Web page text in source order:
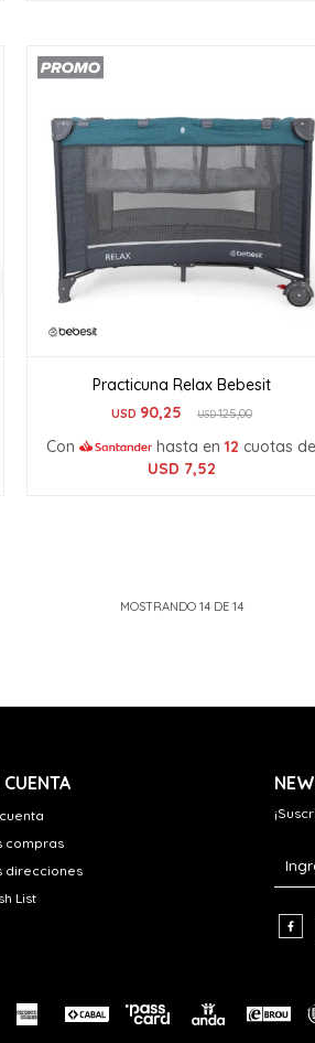
Practicuna Relax Bebesit
USD 90,25 USD125,00
Con hasta en12 cuotas de
USD 7,52
MOSTRANDO 14 DE 14
CUENTA
compras
direcciones
List
